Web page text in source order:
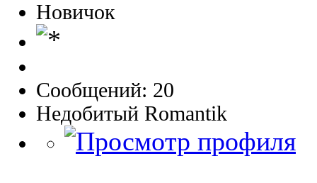
Новичок
Сообщений: 20
Недобитый Romantik